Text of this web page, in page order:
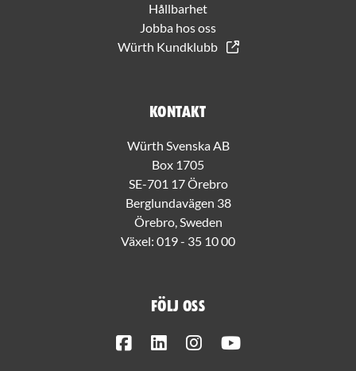
Hållbarhet
Jobba hos oss
Würth Kundklubb
Kontakt
Würth Svenska AB
Box 1705
SE-701 17 Örebro
Berglundavägen 38
Örebro, Sweden
Växel: 019 - 35 10 00
Följ oss
FacebookLinkedInInstagram